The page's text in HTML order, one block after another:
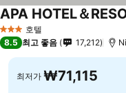
3 성급 호텔
8.5 최고 좋음 17,212
최저가 ₩71,115